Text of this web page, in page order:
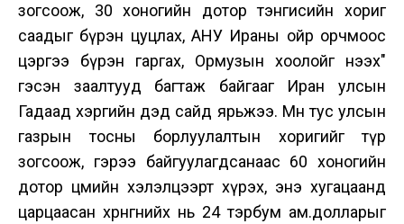
зогсоож, 30 хоногийн дотор тэнгисийн хориг
саадыг бүрэн цуцлах, АНУ Ираны ойр орчмоос
цэргээ бүрэн гаргах, Ормузын хоолойг нээх"
гэсэн заалтууд багтаж байгааг Иран улсын
Гадаад хэргийн дэд сайд ярьжээ. Мөн тус улсын
газрын тосны борлуулалтын хоригийг түр
зогсоож, гэрээ байгуулагдсанаас 60 хоногийн
дотор цөмийн хэлэлцээрт хүрэх, энэ хугацаанд
царцаасан хөрөнгөнийх нь 24 тэрбум ам.долларыг